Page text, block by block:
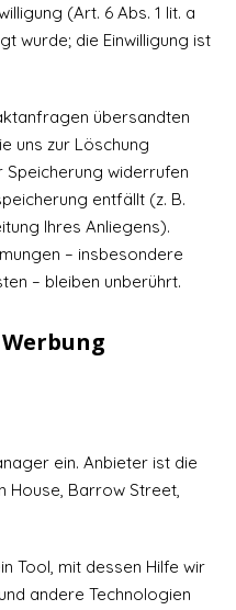
(Art. 6 Abs. 1 lit. a
wurde; die Einwilligung ist
übersandten
uns zur Löschung
Speicherung widerrufen
entfällt (z. B.
Ihres Anliegens).
– insbesondere
– bleiben unberührt.
ein. Anbieter ist die
House, Barrow Street,
Tool, mit dessen Hilfe wir
andere Technologien